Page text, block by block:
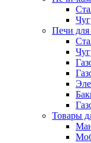
Печи
Товары